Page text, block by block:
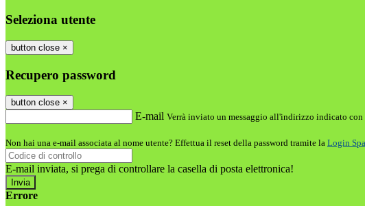
Seleziona utente
button close ×
Recupero password
button close ×
E-mail Verrà inviato un messaggio all'indirizzo indicato con
Non hai una e-mail associata al nome utente? Effettua il reset della password tramite la Login
E-mail inviata, si prega di controllare la casella di posta elettronica!
Errore